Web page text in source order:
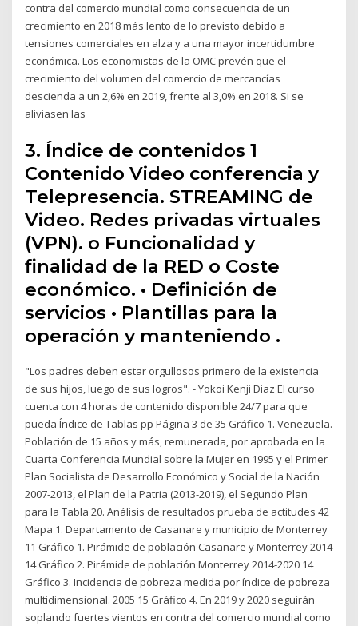
contra del comercio mundial como consecuencia de un
crecimiento en 2018 más lento de lo previsto debido a
tensiones comerciales en alza y a una mayor incertidumbre
económica. Los economistas de la OMC prevén que el
crecimiento del volumen del comercio de mercancías
descienda a un 2,6% en 2019, frente al 3,0% en 2018. Si se
aliviasen las
3. Índice de contenidos 1
Contenido Video conferencia y
Telepresencia. STREAMING de
Video. Redes privadas virtuales
(VPN). o Funcionalidad y
finalidad de la RED o Coste
económico. • Definición de
servicios • Plantillas para la
operación y manteniendo .
"Los padres deben estar orgullosos primero de la existencia
de sus hijos, luego de sus logros". - Yokoi Kenji Diaz El curso
cuenta con 4 horas de contenido disponible 24/7 para que
pueda Índice de Tablas pp Página 3 de 35 Gráfico 1. Venezuela.
Población de 15 años y más, remunerada, por aprobada en la
Cuarta Conferencia Mundial sobre la Mujer en 1995 y el Primer
Plan Socialista de Desarrollo Económico y Social de la Nación
2007-2013, el Plan de la Patria (2013-2019), el Segundo Plan
para la Tabla 20. Análisis de resultados prueba de actitudes 42
Mapa 1. Departamento de Casanare y municipio de Monterrey
11 Gráfico 1. Pirámide de población Casanare y Monterrey 2014
14 Gráfico 2. Pirámide de población Monterrey 2014-2020 14
Gráfico 3. Incidencia de pobreza medida por índice de pobreza
multidimensional. 2005 15 Gráfico 4. En 2019 y 2020 seguirán
soplando fuertes vientos en contra del comercio mundial como